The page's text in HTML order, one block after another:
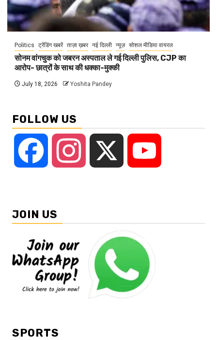
Politics ट्रेंडिंग खबरें ताज़ा ख़बर नई दिल्ली न्यूज़ सोशल मीडिया वायरल
सोनम वांगचुक को जबरन अस्पताल ले गई दिल्ली पुलिस, CJP का
आरोप- छात्रों के साथ की धक्का-मुक्की
July 18, 2026 Yoshita Pandey
FOLLOW US
Facebook Instagram
JOIN US
SPORTS